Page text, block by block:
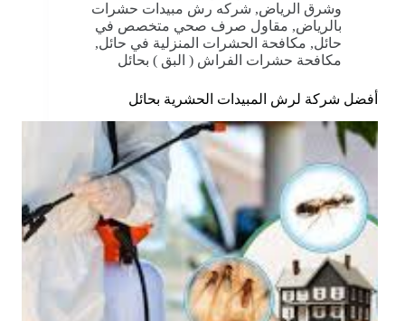
وشرق الرياض, شركه رش مبيدات حشرات
بالرياض, مقاول صرف صحي متخصص في
حائل, مكافحة الحشرات المنزلية في حائل,
مكافحة حشرات الفراش ( البق ) بحائل
أفضل شركة لرش المبيدات الحشرية بحائل